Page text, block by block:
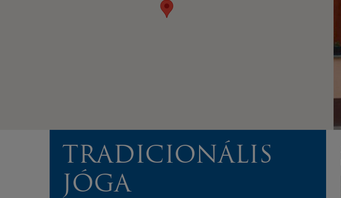
TRADICIONÁLIS
JÓGA